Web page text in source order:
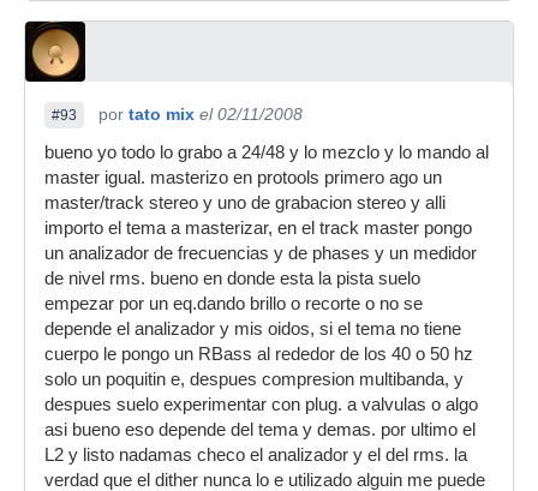
#93 por tato mix el 02/11/2008
bueno yo todo lo grabo a 24/48 y lo mezclo y lo mando al
master igual. masterizo en protools primero ago un
master/track stereo y uno de grabacion stereo y alli
importo el tema a masterizar, en el track master pongo
un analizador de frecuencias y de phases y un medidor
de nivel rms. bueno en donde esta la pista suelo
empezar por un eq.dando brillo o recorte o no se
depende el analizador y mis oidos, si el tema no tiene
cuerpo le pongo un RBass al rededor de los 40 o 50 hz
solo un poquitin e, despues compresion multibanda, y
despues suelo experimentar con plug. a valvulas o algo
asi bueno eso depende del tema y demas. por ultimo el
L2 y listo nadamas checo el analizador y el del rms. la
verdad que el dither nunca lo e utilizado alguin me puede